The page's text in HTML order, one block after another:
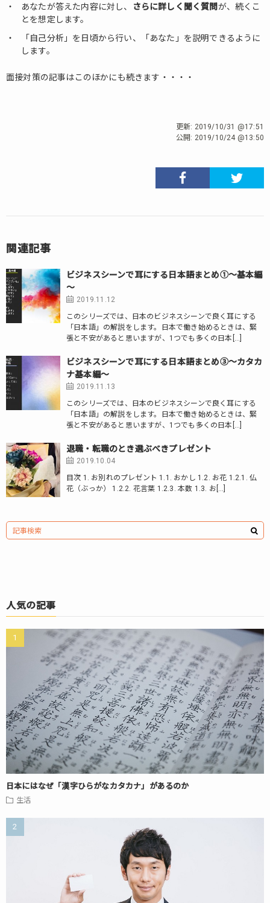
あなたが答えた内容に対し、
さらに詳しく聞く質問が、続くこ
とを想定します。
「自己分析」を日頃から行い、「あなた」を説明できるように
します。
面接対策の記事はこのほかにも続きます・・・・
更新: 2019/10/31 @17:51
公開: 2019/10/24 @13:50
関連記事
ビジネスシーンで耳にする日本語まとめ①～基本編
～
2019.11.12
このシリーズでは、日本のビジネスシーンで良く耳にする
「日本語」の解説をします。日本で働き始めるときは、緊
張と不安があると思いますが、1つでも多くの日本[…]
ビジネスシーンで耳にする日本語まとめ③～カタカ
ナ基本編～
2019.11.13
このシリーズでは、日本のビジネスシーンで良く耳にする
「日本語」の解説をします。日本で働き始めるときは、緊
張と不安があると思いますが、1つでも多くの日本[…]
退職・転職のとき選ぶべきプレゼント
2019.10.04
目次 1. お別れのプレゼント 1.1. おかし 1.2. お花 1.2.1. 仏
花（ぶっか） 1.2.2. 花言葉 1.2.3. 本数 1.3. お[…]
人気の記事
日本にはなぜ「漢字ひらがなカタカナ」があるのか
生活